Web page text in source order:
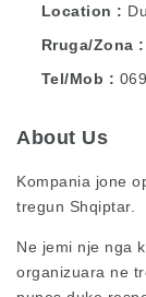
Location
Rruga/Zona
Tel/Mob
About Us
Kompania jone
tregun Shqiptar.
Ne jemi nje nga
organizuara ne